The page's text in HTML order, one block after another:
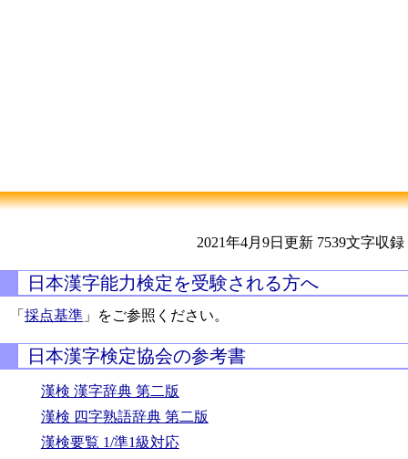
2021年4月9日更新 7539文字収録
日本漢字能力検定を受験される方へ
「採点基準 」をご参照ください。
日本漢字検定協会の参考書
漢検 漢字辞典 第二版
漢検 四字熟語辞典 第二版
漢検要覧 1/準1級対応